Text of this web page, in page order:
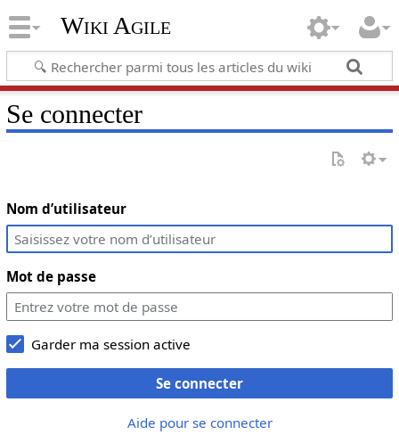
Wiki Agile
Se connecter
Nom d’utilisateur
Mot de passe
Garder ma session active
Se connecter
Aide pour se connecter